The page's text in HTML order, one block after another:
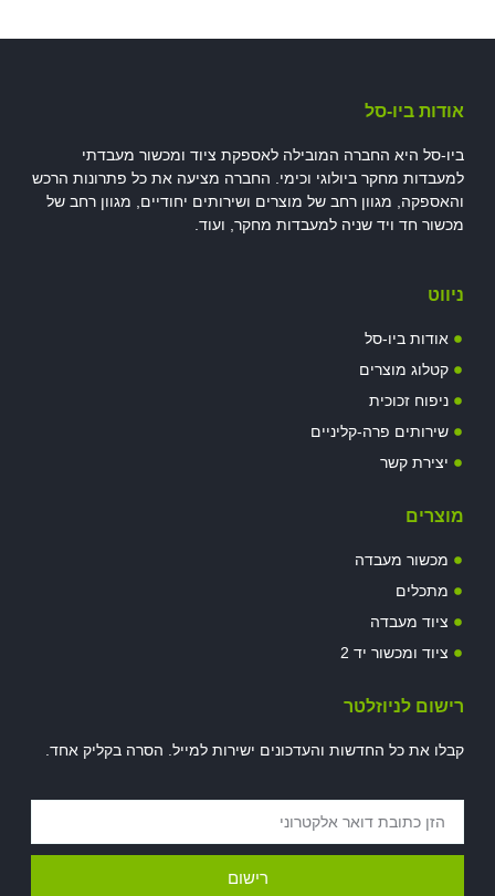
אודות ביו-סל
ביו-סל היא החברה המובילה לאספקת ציוד ומכשור מעבדתי
למעבדות מחקר ביולוגי וכימי. החברה מציעה את כל פתרונות הרכש
והאספקה, מגוון רחב של מוצרים ושירותים יחודיים, מגוון רחב של
מכשור חד ויד שניה למעבדות מחקר, ועוד.
ניווט
אודות ביו-סל
קטלוג מוצרים
ניפוח זכוכית
שירותים פרה-קליניים
יצירת קשר
מוצרים
מכשור מעבדה
מתכלים
ציוד מעבדה
ציוד ומכשור יד 2
רישום לניוזלטר
קבלו את כל החדשות והעדכונים ישירות למייל. הסרה בקליק אחד.
רישום